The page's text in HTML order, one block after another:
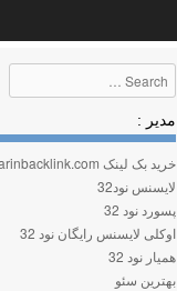
Search
مدیر :
خرید بک لینک behtarinbacklink.com
لایسنس نود32
پسورد نود 32
اوکلی لایسنس رایگان نود 32
همیار نود 32
بهترین سئو